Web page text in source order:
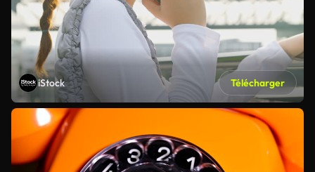
iStock Télécharger